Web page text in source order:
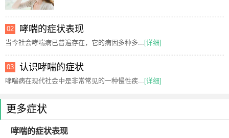
02 哮喘的症状表现
当今社会哮喘病已普遍存在，它的病因多种多... [详细]
03 认识哮喘的症状
哮喘病在现代社会中是非常常见的一种慢性疾... [详细]
更多症状
哮喘的症状表现